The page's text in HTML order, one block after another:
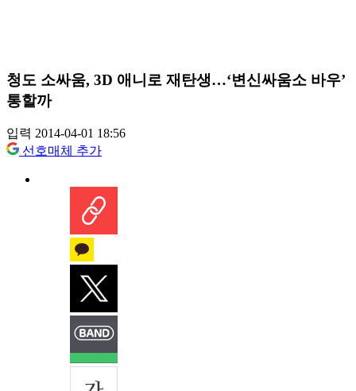
청도 소싸움, 3D 애니로 재탄생…‘변신싸움소 바우’
통할까
입력 2014-04-01 18:56
선호매체 추가